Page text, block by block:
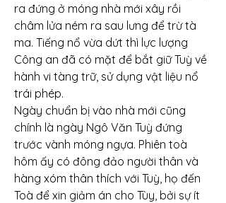
ra đứng ở móng nhà mới xây rồi
châm lửa ném ra sau lưng để trừ tà
ma. Tiếng nổ vừa dứt thì lực lượng
Công an đã có mặt để bắt giữ Tuỳ về
hành vi tàng trữ, sử dụng vật liệu nổ
trái phép.
Ngày chuẩn bị vào nhà mới cũng
chính là ngày Ngô Văn Tuỳ đứng
trước vành móng ngựa. Phiên toà
hôm ấy có đông đảo người thân và
hàng xóm thân thích với Tuỳ, họ đến
Toà để xin giảm án cho Tùy, bởi sự ít